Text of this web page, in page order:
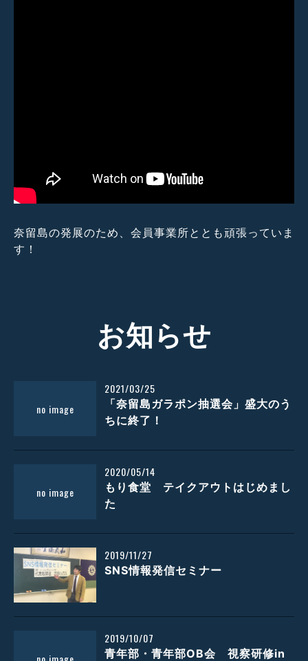
奈留島の発展のため、会員事業所ととも頑張っていま
す！
お知らせ
2021/03/25
「奈留島ガラポン抽選会」盛大のう
ちに終了！
2020/05/14
もり食堂 テイクアウトはじめまし
た
2019/11/27
SNS情報発信セミナー
2019/10/07
青年部・青年部OB会 視察研修in